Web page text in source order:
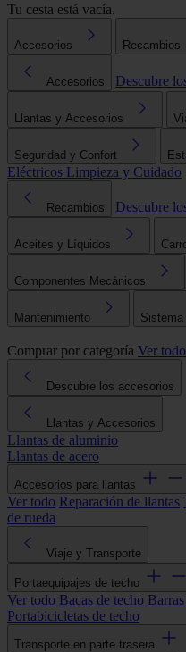
Tu cesta está vacía.
Accesorios Recambios
Accesorios Descubre
Llantas y Accesorios
Seguridad y Confort
Eléctricos Limpieza y Cuidado
Recambios Descubre
Aceites y Líquidos
Componentes Mecánicos
Mantenimiento
Comprar por categoría Ver todo
Descubre los accesorios
Llantas y Accesorios
Llantas de aluminio
Llantas de acero
Accesorios para llantas
Ver todo Reparación de llantas
de rueda
Viaje y Transporte
Portaequipajes de techo
Ver todo Bacas de techo
Portabicicletas de techo
Transporte en parte trasera